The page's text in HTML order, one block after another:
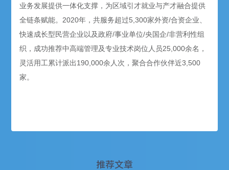
业务发展提供一体化支撑，为区域引才就业与产才融合提供
全链条赋能。2020年，共服务超过5,300家外资/合资企业、
快速成长型民营企业以及政府/事业单位/央国企/非营利性组
织，成功推荐中高端管理及专业技术岗位人员25,000余名，
灵活用工累计派出190,000余人次，聚合合作伙伴近3,500
家。
推荐文章